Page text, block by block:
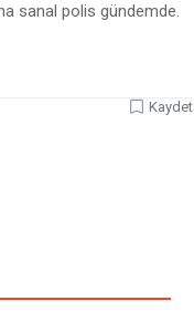
sanal polis gündemde.
Kaydet